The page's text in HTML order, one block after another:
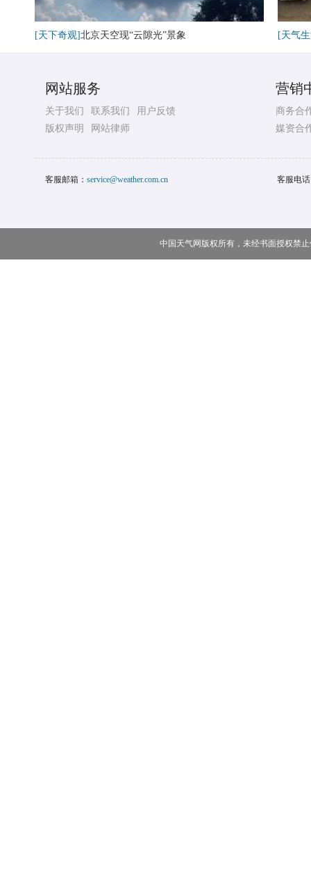
[天下奇观]北京天空现“云隙光”景象 [天气
网站服务
关于我们 联系我们
用户反馈
版权声明
网站律师
营销
商务合
媒资合
客服邮箱： service@weather.com.cn 客服电
中国天气网版权所有，未经书面授权